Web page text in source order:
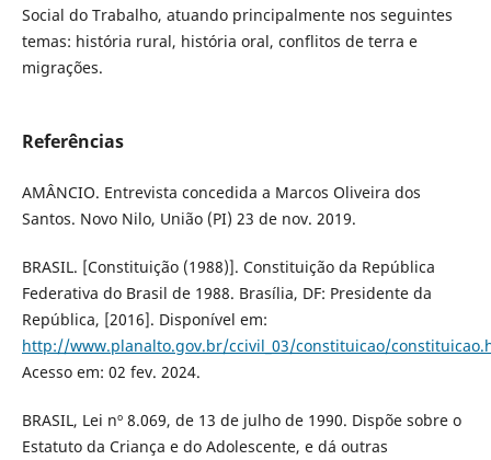
Social do Trabalho, atuando principalmente nos seguintes
temas: história rural, história oral, conflitos de terra e
migrações.
Referências
AMÂNCIO. Entrevista concedida a Marcos Oliveira dos
Santos. Novo Nilo, União (PI) 23 de nov. 2019.
BRASIL. [Constituição (1988)]. Constituição da República
Federativa do Brasil de 1988. Brasília, DF: Presidente da
República, [2016]. Disponível em:
http://www.planalto.gov.br/ccivil_03/constituicao/
Acesso em: 02 fev. 2024.
BRASIL, Lei nº 8.069, de 13 de julho de 1990. Dispõe sobre o
Estatuto da Criança e do Adolescente, e dá outras